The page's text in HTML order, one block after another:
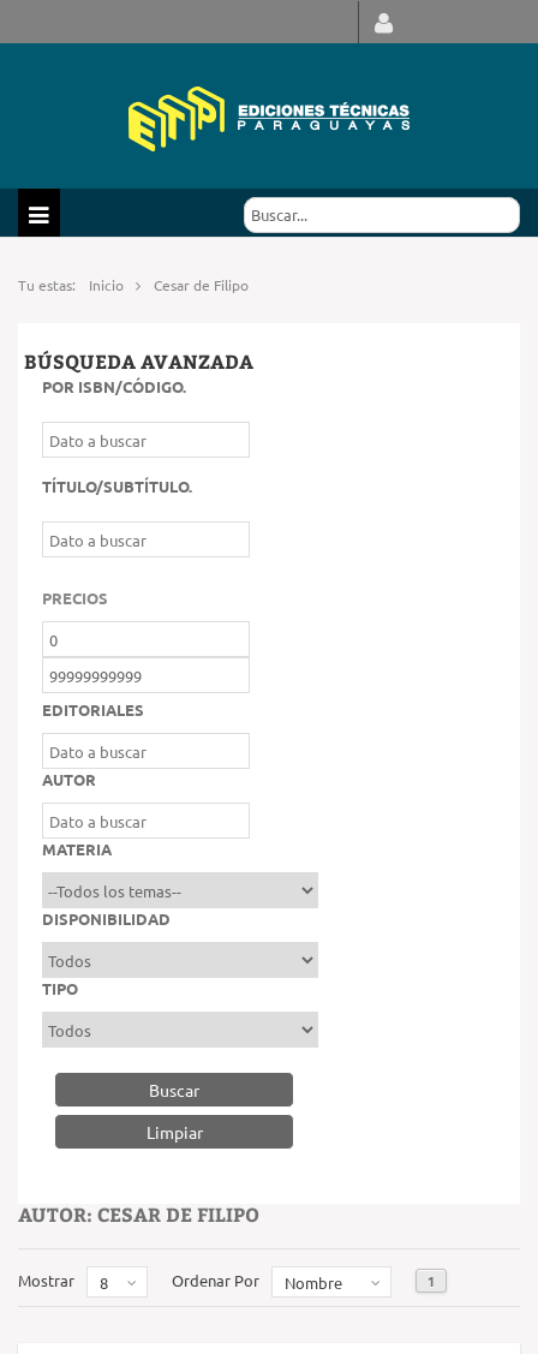
Tu estas: Inicio Cesar de Filipo
BÚSQUEDA AVANZADA
POR ISBN/CÓDIGO.
TÍTULO/SUBTÍTULO.
PRECIOS
EDITORIALES
AUTOR
MATERIA
DISPONIBILIDAD
TIPO
Buscar
AUTOR: CESAR DE FILIPO
Mostrar 8 Ordenar Por Nombre 1